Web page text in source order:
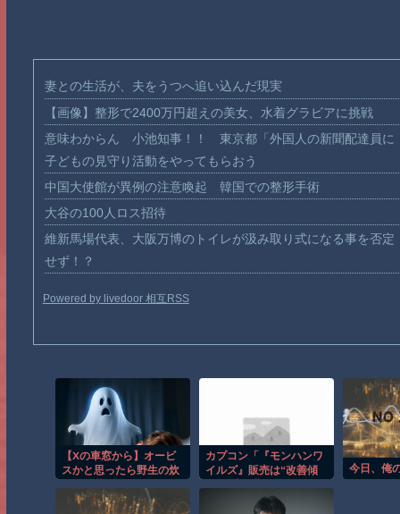
妻との生活が、夫をうつへ追い込んだ現実
【画像】整形で2400万円超えの美女、水着グラビアに挑戦
意味わからん 小池知事！！ 東京都「外国人の新聞配達員に
子どもの見守り活動をやってもらおう
中国大使館が異例の注意喚起 韓国での整形手術
大谷の100人ロス招待
維新馬場代表、大阪万博のトイレが汲み取り式になる事を否定
せず！？
Powered by livedoor 相互RSS
【Xの車窓から】オービ
スかと思ったら野生の炊
カプコン「『モンハンワ
イルズ』販売は“改善傾
超え目指す」
今日、俺